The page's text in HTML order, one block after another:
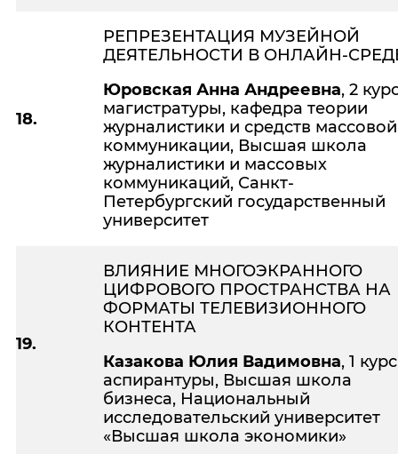
18.
РЕПРЕЗЕНТАЦИЯ МУЗЕЙНОЙ
ДЕЯТЕЛЬНОСТИ В ОНЛАЙН-
Юровская Анна Андреевна, 2
магистратуры, кафедра теории
журналистики и средств массовой
коммуникации, Высшая школа
журналистики и массовых
коммуникаций, Санкт-
Петербургский государственный
университет
19.
ВЛИЯНИЕ МНОГОЭКРАННОГО
ЦИФРОВОГО ПРОСТРАНСТВА НА
ФОРМАТЫ ТЕЛЕВИЗИОННОГО
КОНТЕНТА
Казакова Юлия Вадимовна, 1 курс
аспирантуры, Высшая школа
бизнеса, Национальный
исследовательский университет
«Высшая школа экономики»